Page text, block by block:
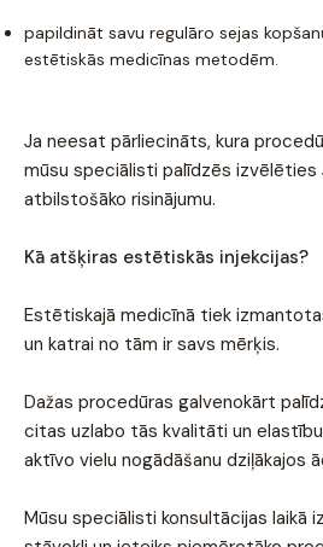
papildināt savu regulāro sejas
estētiskās medicīnas metodēm.
Ja neesat pārliecināts, kura
mūsu speciālisti palīdzēs izvēlēties
atbilstošāko risinājumu.
Kā atšķiras estētiskās injekcijas?
Estētiskajā medicīnā tiek
un katrai no tām ir savs mērķis.
Dažas procedūras galvenokārt
citas uzlabo tās kvalitāti un
aktīvo vielu nogādāšanu dziļākajos
Mūsu speciālisti konsultācijas laikā